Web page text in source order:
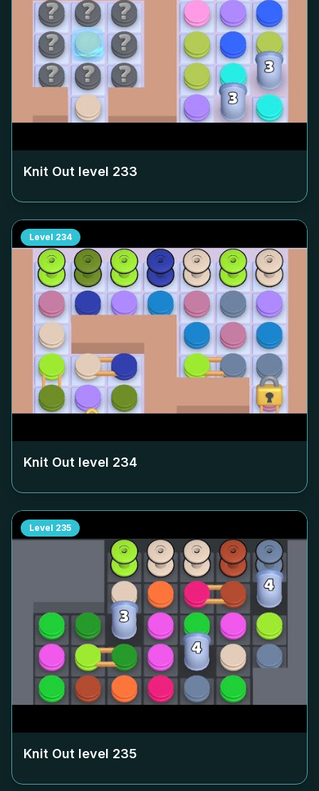
Knit Out level 233
Level 234
Knit Out level 234
Level 235
Knit Out level 235